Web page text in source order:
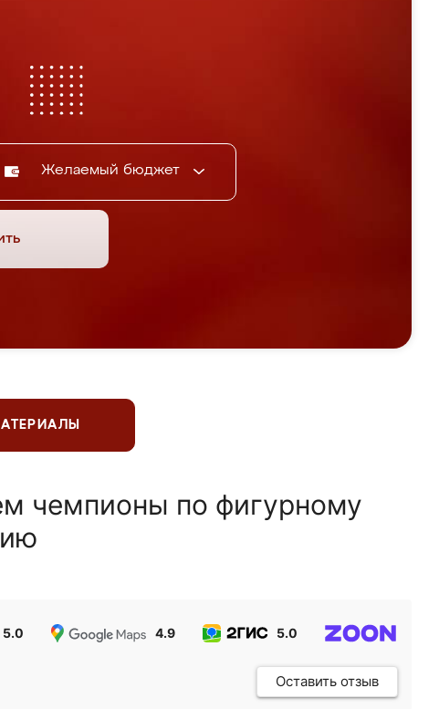
Желаемый бюджет
чемпионы по фигурному
5.0 4.9 5.0
Оставить отзыв